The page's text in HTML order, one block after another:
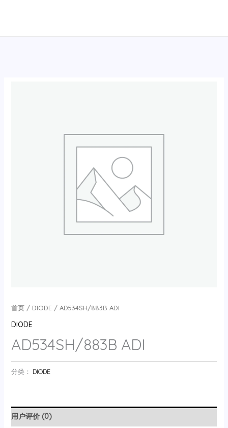
首页/ DIODE/ AD534SH/883B ADI
DIODE
AD534SH/883B ADI
分类： DIODE
用户评价 (0)